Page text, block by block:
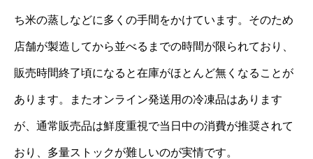
ち米の蒸しなどに多くの手間をかけています。そのため
店舗が製造してから並べるまでの時間が限られており、
販売時間終了頃になると在庫がほとんど無くなることが
あります。またオンライン発送用の冷凍品はあります
が、通常販売品は鮮度重視で当日中の消費が推奨されて
おり、多量ストックが難しいのが実情です。